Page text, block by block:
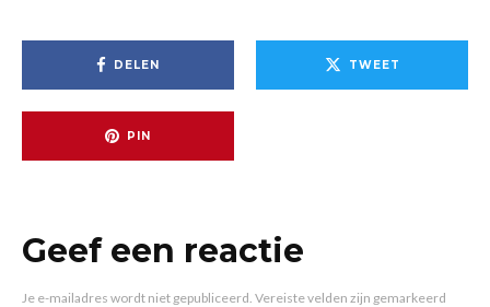
DELEN TWEET
PIN
Geef een reactie
Je e-mailadres wordt niet gepubliceerd. Vereiste velden zijn gemarkeerd